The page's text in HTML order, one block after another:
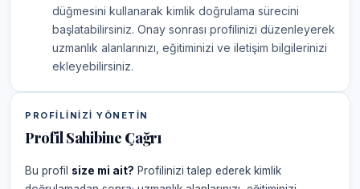
düğmesini kullanarak kimlik doğrulama sürecini
başlatabilirsiniz. Onay sonrası profilinizi düzenleyerek
uzmanlık alanlarınızı, eğitiminizi ve iletişim bilgilerinizi
ekleyebilirsiniz.
PROFILINIZI YÖNETIN
Profil Sahibine Çağrı
Bu profil size mi ait? Profilinizi talep ederek kimlik